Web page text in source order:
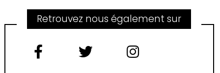
Retrouvez nous également sur